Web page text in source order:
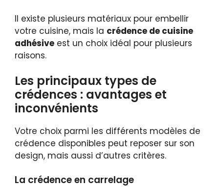
Il existe plusieurs matériaux pour embellir
votre cuisine, mais la crédence de cuisine
adhésive est un choix idéal pour plusieurs
raisons.
Les principaux types de
crédences : avantages et
inconvénients
Votre choix parmi les différents modèles de
crédence disponibles peut reposer sur son
design, mais aussi d’autres critères.
La crédence en carrelage